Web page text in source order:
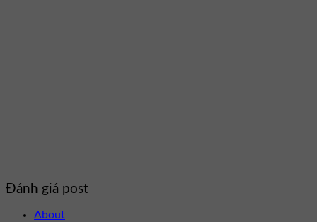
Đánh giá post
About